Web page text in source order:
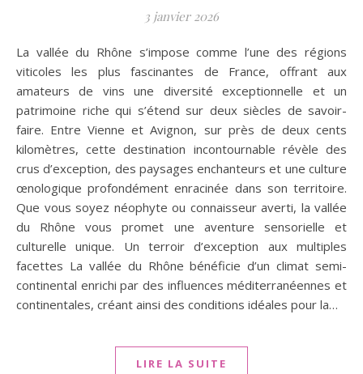
3 janvier 2026
La vallée du Rhône s’impose comme l’une des régions
viticoles les plus fascinantes de France, offrant aux
amateurs de vins une diversité exceptionnelle et un
patrimoine riche qui s’étend sur deux siècles de savoir-
faire. Entre Vienne et Avignon, sur près de deux cents
kilomètres, cette destination incontournable révèle des
crus d’exception, des paysages enchanteurs et une culture
œnologique profondément enracinée dans son territoire.
Que vous soyez néophyte ou connaisseur averti, la vallée
du Rhône vous promet une aventure sensorielle et
culturelle unique. Un terroir d’exception aux multiples
facettes La vallée du Rhône bénéficie d’un climat semi-
continental enrichi par des influences méditerranéennes et
continentales, créant ainsi des conditions idéales pour la…
LIRE LA SUITE